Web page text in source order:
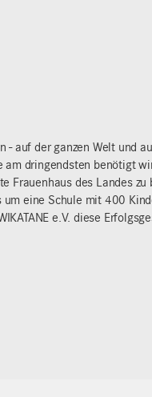
- auf der ganzen Welt und
am dringendsten benötigt
Frauenhaus des Landes zu
um eine Schule mit 400
e.V. diese